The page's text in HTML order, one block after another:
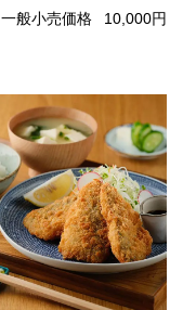
一般小売価格 10,000円